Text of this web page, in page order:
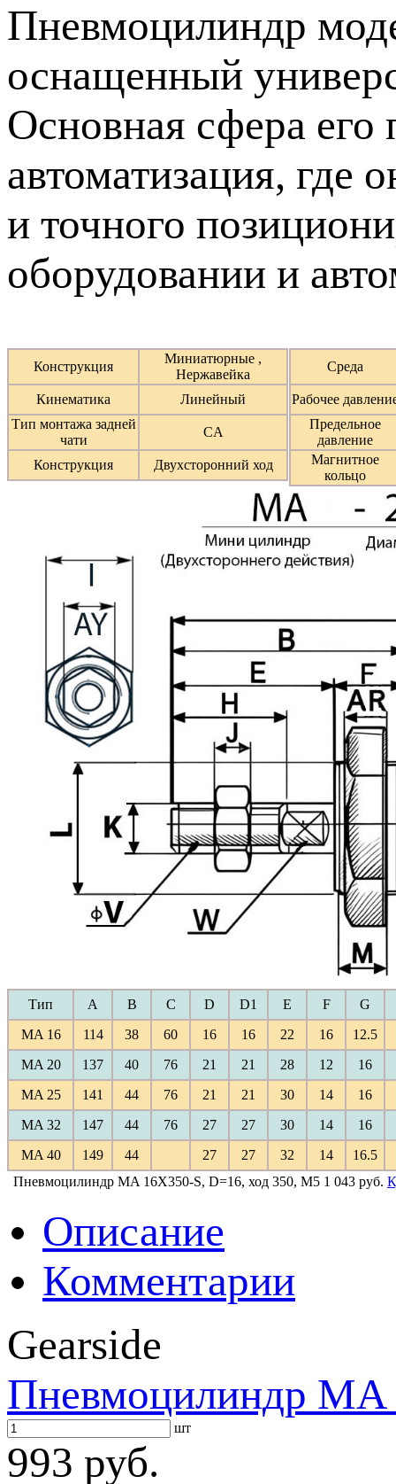
Пневмоцилиндр
оснащенный
Основная сфера
автоматизация, где
и точного
оборудовании и
Конструкция
Миниатюрные ,
Нержавейка
Кинематика
Линейный
Тип монтажа задней
чати
CA
Конструкция Двухсторонний ход
Среда
Рабочее
Предельное
давление
Магнитное
кольцо
Тип A B C D D1 E F
G
MA 16
114 38 60 16 16 22 16
12.5
MA 20
137 40 76 21 21 28 12
16
MA 25
141 44 76 21 21 30 14
16
MA 32
147 44 76 27 27 30 14
16
MA 40
149 44 27 27 32 14
16.5
Пневмоцилиндр MA 16X350-S, D=16, ход 350, M5 1 043 руб.
Описание
Комментарии
Gearside
Пневмоцилиндр MA
шт
993 руб.